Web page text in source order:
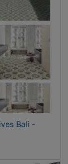
Bali -